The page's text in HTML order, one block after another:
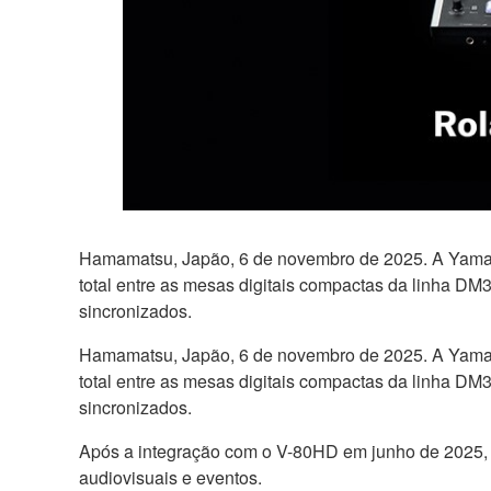
Hamamatsu, Japão, 6 de novembro de 2025. A
total entre as mesas digitais compactas da linha
sincronizados.
Hamamatsu, Japão, 6 de novembro de 2025. A
total entre as mesas digitais compactas da linha
sincronizados.
Após a integração com o V-80HD em junho de
audiovisuais e eventos.